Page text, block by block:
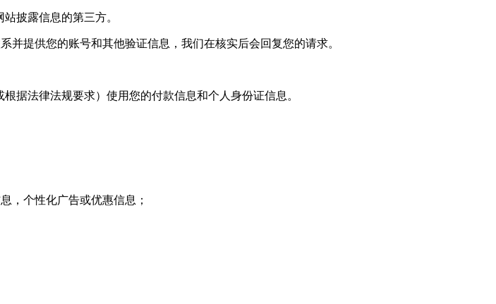
披露信息的第三方。
并提供您的账号和其他验证信息，我们在核实后会回复您的请求。
法律法规要求）使用您的付款信息和个人身份证信息。
个性化广告或优惠信息；